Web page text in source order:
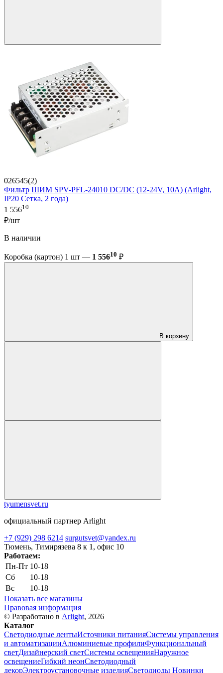
026545(2)
Фильтр ШИМ SPV-PFL-24010 DC/DC (12-24V, 10A) (Arlight,
IP20 Сетка, 2 года)
1 55610
₽/шт
В наличии
Коробка (картон) 1 шт — 1 55610 ₽
В корзину
tyumensvet.ru
официальный партнер Arlight
+7 (929) 298 6214 surgutsvet@yandex.ru
Тюмень, Тимирязева 8 к 1, офис 10
Работаем:
Пн-Пт 10-18
Сб
10-18
Вс
10-18
Показать все магазины
Правовая информация
© Разработано в Arlight, 2026
Каталог
Светодиодные лентыИсточники питанияСистемы управления
и автоматизацииАлюминиевые профилиФункциональный
светДизайнерский светСистемы освещенияНаружное
освещениеГибкий неонСветодиодный
декорЭлектроустановочные изделияСветодиоды Новинки